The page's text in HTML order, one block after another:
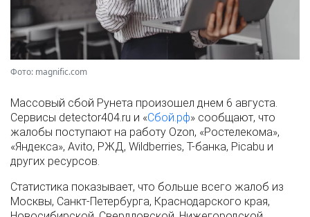
Фото: magnific.com
Массовый сбой Рунета произошел днем 6 августа.
Сервисы detector404.ru и «Сбой.рф» сообщают, что
жалобы поступают на работу Ozon, «Ростелекома»,
«Яндекса», Avito, РЖД, Wildberries, Т-банка, Picabu и
других ресурсов.
Статистика показывает, что больше всего жалоб из
Москвы, Санкт-Петербурга, Краснодарского края,